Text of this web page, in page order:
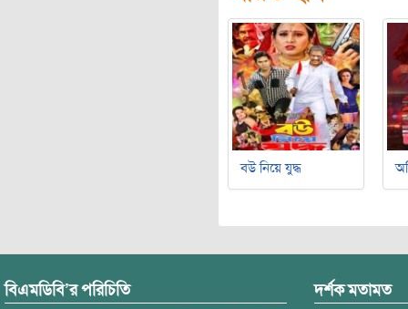
বউ নিয়ে যুদ্ধ
বিএমডিবি’র পরিচিতি দর্শক মতামত